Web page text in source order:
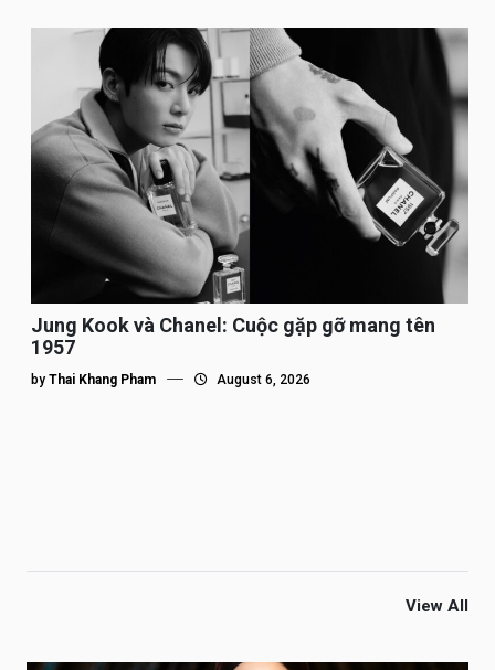
Jung Kook và Chanel: Cuộc gặp gỡ mang tên
1957
by Thai Khang Pham August 6, 2026
View All